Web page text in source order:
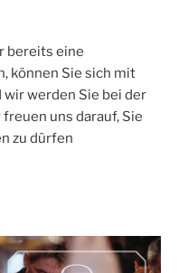
bereits eine
können Sie sich mit
wir werden Sie bei der
uns darauf, Sie
zu dürfen